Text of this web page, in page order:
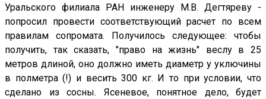
Уральского филиала РАН инженеру М.В. Дегтяреву -
попросил провести соответствующий расчет по всем
правилам сопромата. Получилось следующее: чтобы
получить, так сказать, "право на жизнь" веслу в 25
метров длиной, оно должно иметь диаметр у уключины
в полметра (!) и весить 300 кг. И то при условии, что
сделано из сосны. Ясеневое, понятное дело, будет